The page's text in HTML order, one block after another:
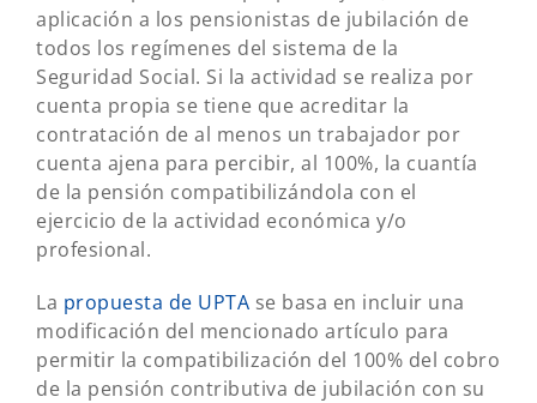
aplicación a los pensionistas de jubilación de
todos los regímenes del sistema de la
Seguridad Social. Si la actividad se realiza por
cuenta propia se tiene que acreditar la
contratación de al menos un trabajador por
cuenta ajena para percibir, al 100%, la cuantía
de la pensión compatibilizándola con el
ejercicio de la actividad económica y/o
profesional.
La propuesta de UPTA se basa en incluir una
modificación del mencionado artículo para
permitir la compatibilización del 100% del cobro
de la pensión contributiva de jubilación con su